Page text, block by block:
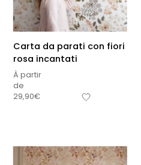
Carta da parati con fiori
rosa incantati
À partir
de
29,90€